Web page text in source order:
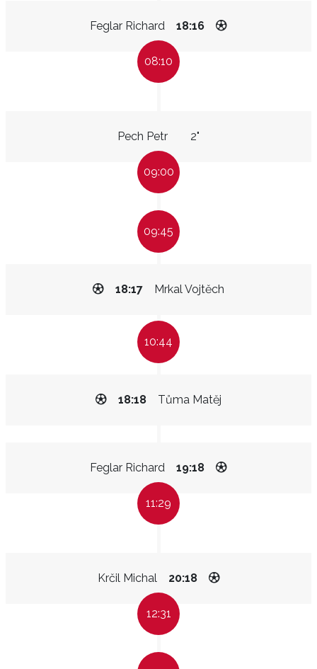
Feglar Richard 18:16
08:10
Pech Petr 2"
09:00
09:45
Mrkal Vojtěch
18:17
10:44
Tůma Matěj
18:18
Feglar Richard 19:18
11:29
Krčil Michal 20:18
12:31